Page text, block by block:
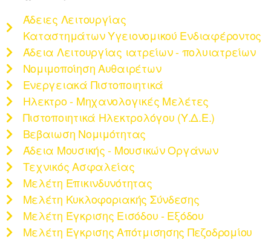
Άδειες Λειτουργίας
Καταστημάτων Υγειονομικού Ενδιαφέροντος
Άδεια Λειτουργίας ιατρείων - πολυιατρείων
Νομιμοποίηση Αυθαιρέτων
Ενεργειακά Πιστοποιητικά
Ηλεκτρο - Μηχανολογικές Μελέτες
Πιστοποιητικά Ηλεκτρολόγου (Υ.Δ.Ε.)
Βεβαιωση Νομιμότητας
Άδεια Μουσικής - Μουσικών Οργάνων
Τεχνικός Ασφαλείας
Μελέτη Επικινδυνότητας
Μελέτη Κυκλοφοριακής Σύνδεσης
Μελέτη Έγκρισης Εισόδου - Εξόδου
Μελέτη Έγκρισης Απότμισησης Πεζοδρομίου